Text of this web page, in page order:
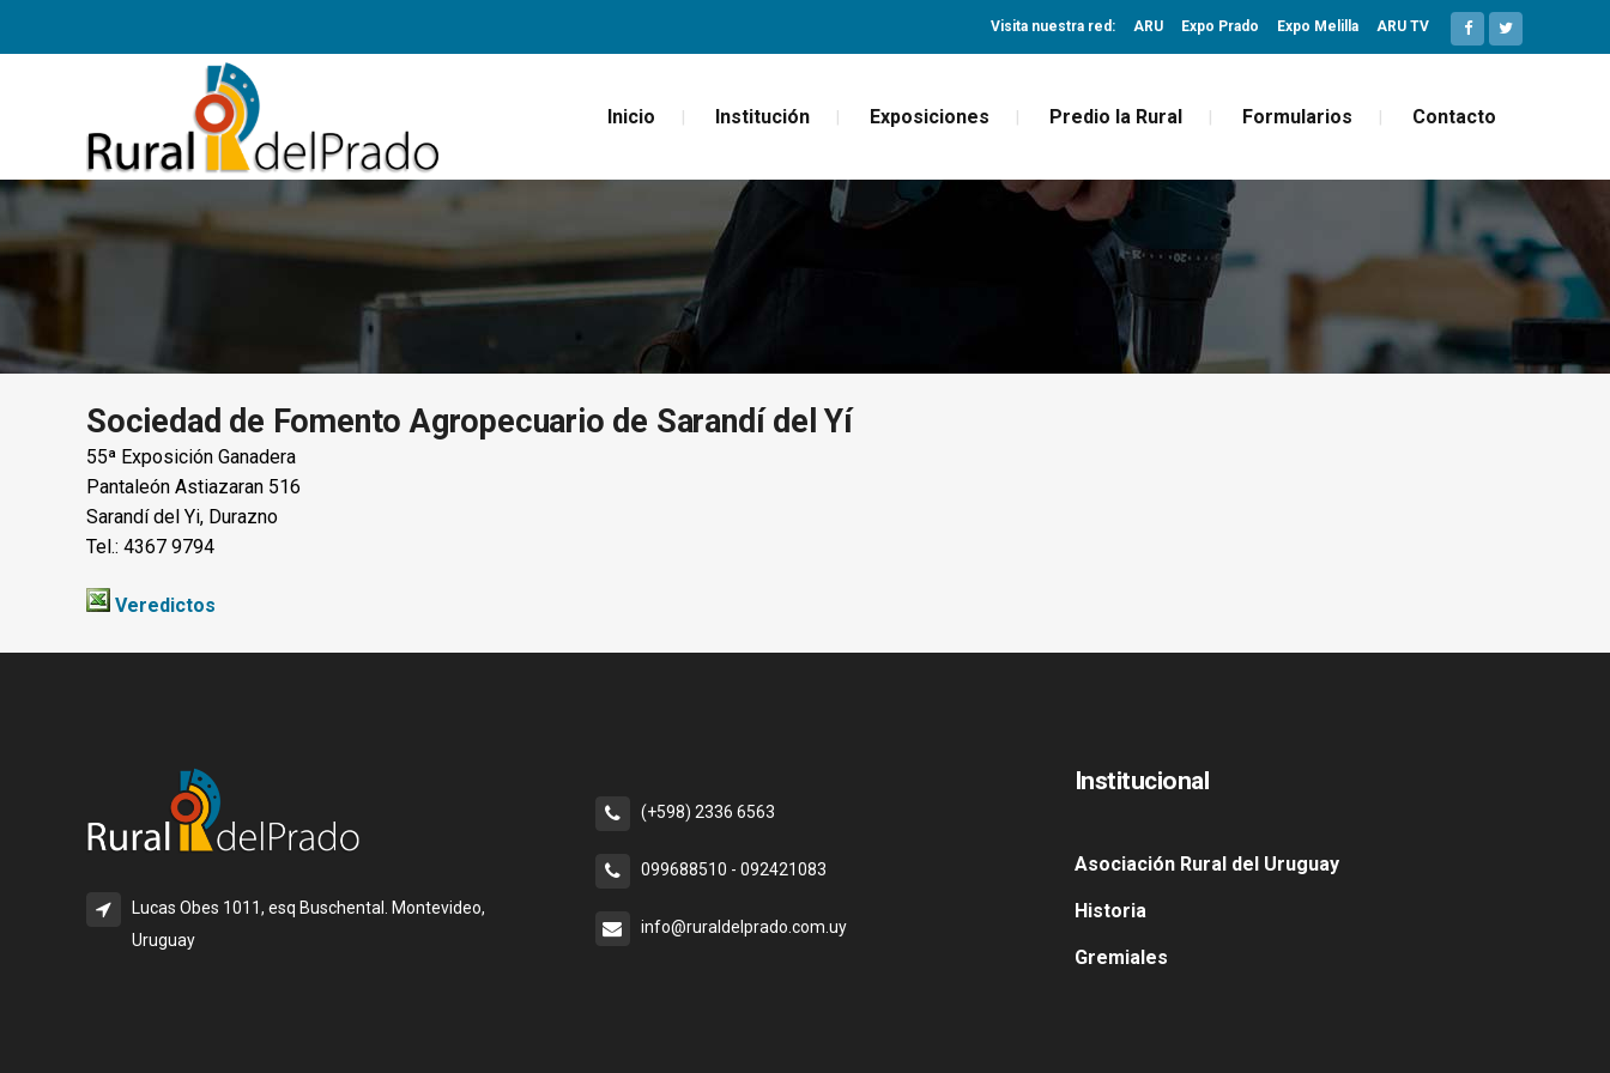
Visita nuestra red: ARU Expo Prado Expo Melilla ARU TV
Inicio Institución Exposiciones Predio la Rural Formularios Contacto
Sociedad de Fomento Agropecuario de Sarandí del Yí
55ª Exposición Ganadera
Pantaleón Astiazaran 516
Sarandí del Yi, Durazno
Tel.: 4367 9794
Veredictos
Lucas Obes 1011, esq Buschental. Montevideo,
Uruguay
(+598) 2336 6563
099688510 - 092421083
info@ruraldelprado.com.uy
Institucional
Asociación Rural del Uruguay
Historia
Gremiales